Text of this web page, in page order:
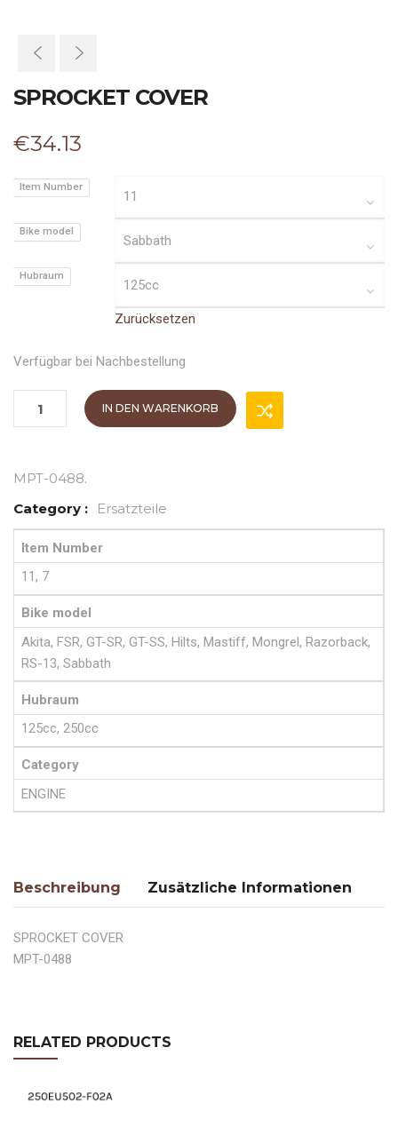
SPROCKET COVER
€34.13
Item Number
Bike model
Hubraum
Zurücksetzen
Verfügbar bei Nachbestellung
IN DEN WARENKORB
MPT-0488.
Category :
Ersatzteile
Item Number
11, 7
Bike model
Akita, FSR, GT-SR, GT-SS, Hilts, Mastiff, Mongrel, Razorback,
RS-13, Sabbath
Hubraum
125cc, 250cc
Category
ENGINE
Beschreibung Zusätzliche Informationen
SPROCKET COVER
MPT-0488
RELATED PRODUCTS